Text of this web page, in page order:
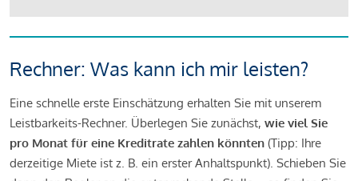
Rechner: Was kann ich mir leisten?
Eine schnelle erste Einschätzung erhalten Sie mit unserem
Leistbarkeits-Rechner. Überlegen Sie zunächst, wie viel Sie
pro Monat für eine Kreditrate zahlen könnten (Tipp: Ihre
derzeitige Miete ist z. B. ein erster Anhaltspunkt). Schieben Sie